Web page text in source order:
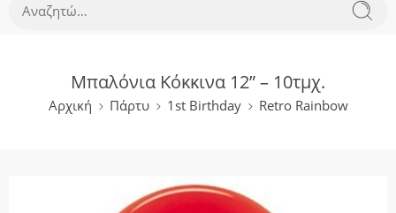
Μπαλόνια Κόκκινα 12” – 10τμχ.
Αρχική Πάρτυ 1st Birthday Retro Rainbow